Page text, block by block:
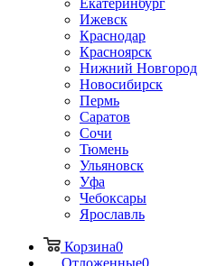
Екатеринбург
Ижевск
Краснодар
Красноярск
Нижний Новгород
Новосибирск
Пермь
Саратов
Сочи
Тюмень
Ульяновск
Уфа
Чебоксары
Ярославль
Корзина0
Отложенные0